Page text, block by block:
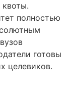
полностью
готовы
целевиков.